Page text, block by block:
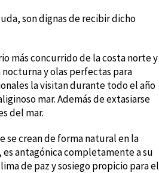
son dignas de recibir dicho
más concurrido de la costa norte y
nocturna y olas perfectas para
la visitan durante todo el año
mar. Además de extasiarse
del mar.
se crean de forma natural en la
es antagónica completamente a su
de paz y sosiego propicio para el